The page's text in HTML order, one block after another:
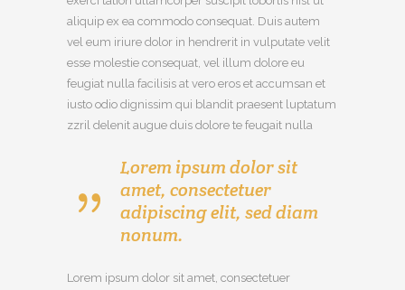
aliquip ex ea commodo consequat. Duis autem
vel eum iriure dolor in hendrerit in vulputate velit
esse molestie consequat, vel illum dolore eu
feugiat nulla facilisis at vero eros et accumsan et
iusto odio dignissim qui blandit praesent luptatum
zzril delenit augue duis dolore te feugait nulla
Lorem ipsum dolor sit
amet, consectetuer
adipiscing elit, sed diam
nonum.
Lorem ipsum dolor sit amet, consectetuer